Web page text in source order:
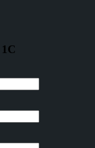
1С